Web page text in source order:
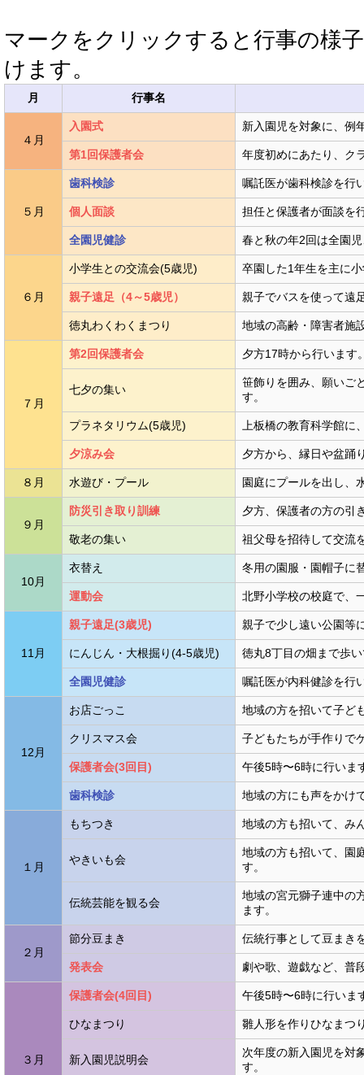
マークをクリックすると行事の様
けます。
月 行事名
４月
入園式 新入園児を対象に、例
第1回保護者会 年度初めにあたり、ク
５月
歯科検診 嘱託医が歯科検診を行
個人面談 担任と保護者が面談を
全園児健診 春と秋の年2回は全園
６月
小学生との交流会(5歳児) 卒園した1年生を主に
親子遠足（4～5歳児） 親子でバスを使って遠
徳丸わくわくまつり 地域の高齢・障害者施
７月
第2回保護者会 夕方17時から行います
七夕の集い
笹飾りを囲み、願いご
す。
プラネタリウム(5歳児) 上板橋の教育科学館に
夕涼み会 夕方から、縁日や盆踊
８月 水遊び・プール 園庭にプールを出し、
９月
防災引き取り訓練 夕方、保護者の方の引
敬老の集い 祖父母を招待して交流
10月
衣替え 冬用の園服・園帽子に
運動会 北野小学校の校庭で、
11月
親子遠足(3歳児) 親子で少し遠い公園等
にんじん・大根掘り(4-5歳児) 徳丸8丁目の畑まで歩
全園児健診 嘱託医が内科健診を行
12月
お店ごっこ 地域の方を招いて子ど
クリスマス会 子どもたちが手作りで
保護者会(3回目) 午後5時〜6時に行いま
歯科検診 地域の方にも声をかけ
１月
もちつき 地域の方も招いて、み
やきいも会
地域の方も招いて、園
す。
伝統芸能を観る会
地域の宮元獅子連中の
ます。
２月
節分豆まき 伝統行事として豆まき
発表会 劇や歌、遊戯など、普
３月
保護者会(4回目) 午後5時〜6時に行いま
ひなまつり 雛人形を作りひなまつ
新入園児説明会
次年度の新入園児を対
す。